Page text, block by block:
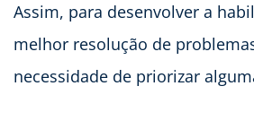
Assim, para desenvolver a
melhor resolução de
necessidade de priorizar